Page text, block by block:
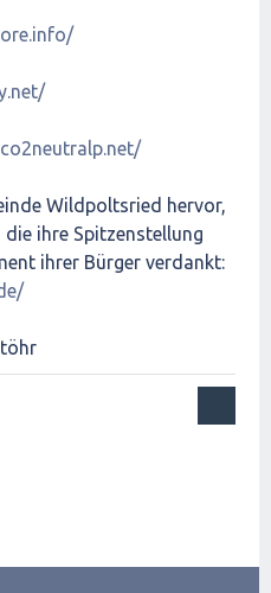
Wildpoltsried hervor,
die ihre Spitzenstellung
ihrer Bürger verdankt: